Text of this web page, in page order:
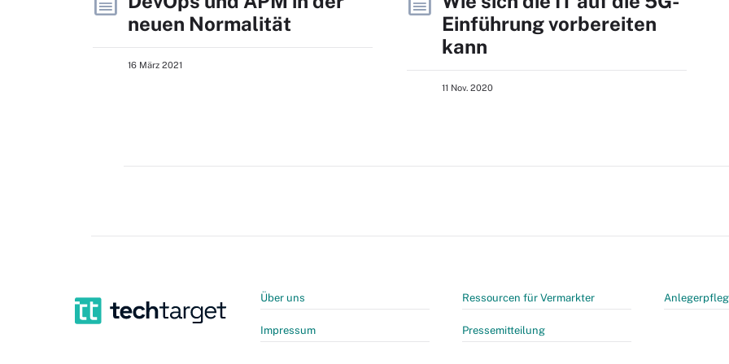
neuen Normalität
16 März 2021
Einführung vorbereiten
kann
11 Nov. 2020
Über uns
Impressum
Ressourcen für Vermarkter
Pressemitteilung